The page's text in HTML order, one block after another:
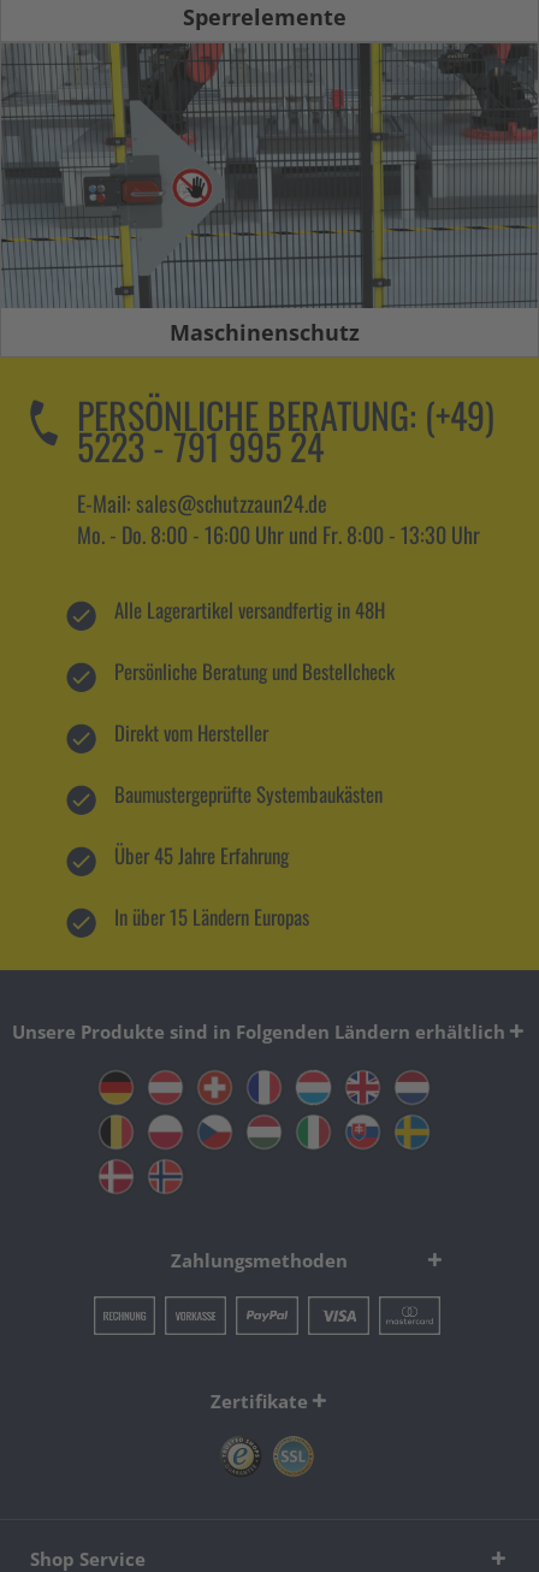
Sperrelemente
Maschinenschutz
PERSÖNLICHE BERATUNG: (+49)
5223 - 791 995 24
E-Mail: sales@schutzzaun24.de
Mo. - Do. 8:00 - 16:00 Uhr und Fr. 8:00 - 13:30 Uhr
Alle Lagerartikel versandfertig in 48H
Persönliche Beratung und Bestellcheck
Direkt vom Hersteller
Baumustergeprüfte Systembaukästen
Über 45 Jahre Erfahrung
In über 15 Ländern Europas
Unsere Produkte sind in Folgenden Ländern erhältlich
Zahlungsmethoden
Zertifikate
Shop Service